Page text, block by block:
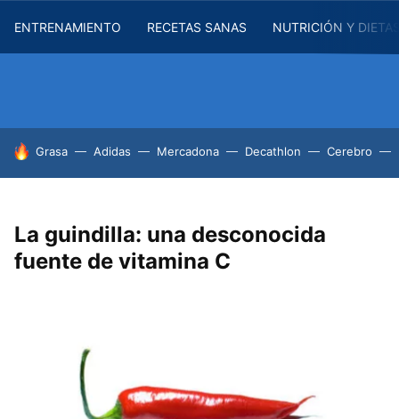
ENTRENAMIENTO RECETAS SANAS NUTRICIÓN Y
HOY SE HABLA DE
Grasa Adidas Mercadona Decathlon Cerebro
La guindilla: una desconocida
fuente de vitamina C